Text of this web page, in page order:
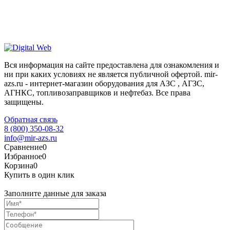
Вся информация на сайте предоставлена для ознакомления и
ни при каких условиях не является публичной офертой. mir-
azs.ru - интернет-магазин оборудования для АЗС , АГЗС,
АГНКС, топливозаправщиков и нефтебаз. Все права
защищены.
Обратная связь
8 (800) 350-08-32
info@mir-azs.ru
Сравнение0
Избранное0
Корзина0
Купить в один клик
Заполните данные для заказа